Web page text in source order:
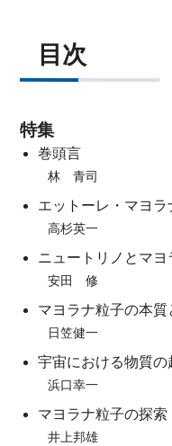
目次
特集
巻頭言
林 青司
エットーレ・マヨ
高杉英一
ニュートリノとマヨ
安田 修
マヨラナ粒子の本
日笠健一
宇宙における物質の
浜口幸一
マヨラナ粒子の探索
井上邦雄